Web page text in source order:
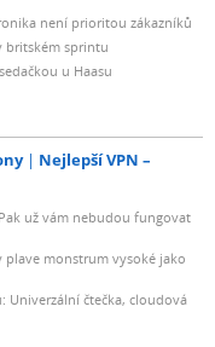
není prioritou zákazníků
britském sprintu
u Haasu
Nejlepší VPN –
už vám nebudou fungovat
plave monstrum vysoké jako
Univerzální čtečka, cloudová